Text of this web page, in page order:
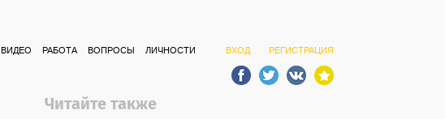
ВХОД РЕГИСТРАЦИЯ
ВИДЕО РАБОТА ВОПРОСЫ ЛИЧНОСТИ
Читайте также